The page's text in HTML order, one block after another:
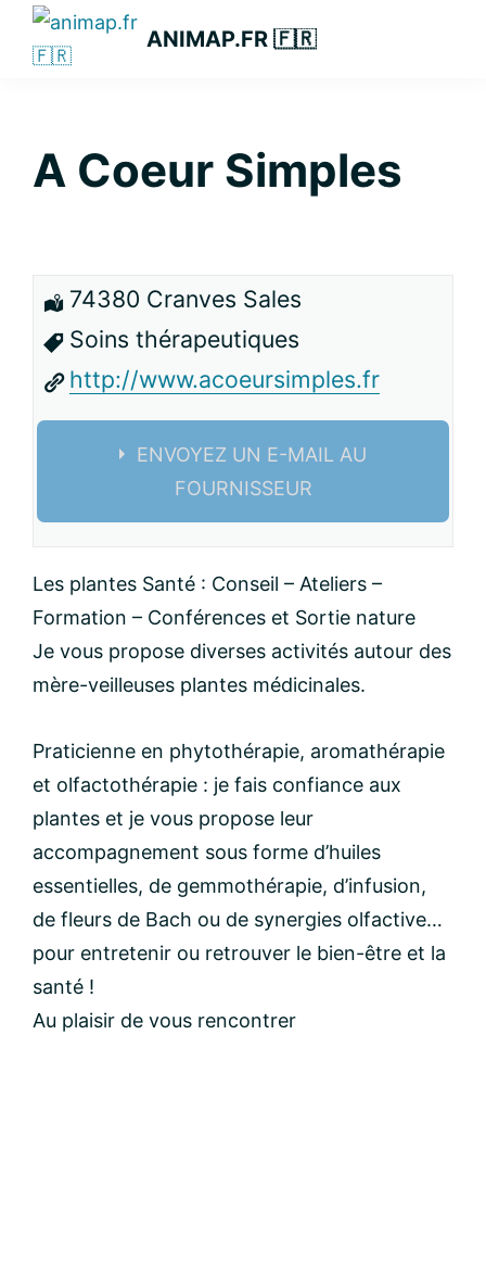
Passer
principale
Passer
Passer
latérale
principale
ANIMAP.FR 🇫🇷
A Coeur Simples
74380 Cranves Sales
Soins thérapeutiques
http://www.acoeursimples.fr
ENVOYEZ UN E-MAIL AU
FOURNISSEUR
Les plantes Santé : Conseil – Ateliers –
Formation – Conférences et Sortie nature
Je vous propose diverses activités autour des
mère-veilleuses plantes médicinales.
Praticienne en phytothérapie, aromathérapie
et olfactothérapie : je fais confiance aux
plantes et je vous propose leur
accompagnement sous forme d’huiles
essentielles, de gemmothérapie, d’infusion,
de fleurs de Bach ou de synergies olfactive…
pour entretenir ou retrouver le bien-être et la
santé !
Au plaisir de vous rencontrer